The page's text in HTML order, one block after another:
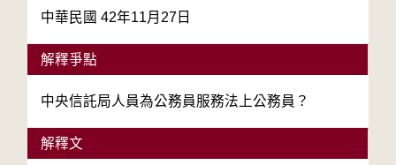
中華民國 42年11月27日
解釋爭點
中央信託局人員為公務員服務法上公務員？
解釋文